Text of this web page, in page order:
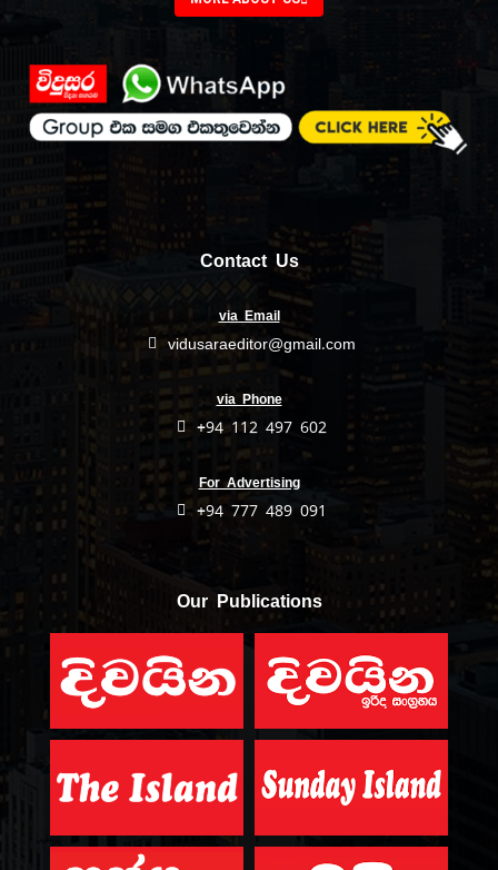
Contact Us
via Email
vidusaraeditor@gmail.com
via Phone
+94 112 497 602
For Advertising
+94 777 489 091
Our Publications